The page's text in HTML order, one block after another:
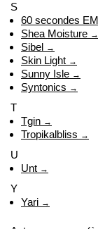
S
60 secondes
Shea Moisture →
Sibel →
Skin Light →
Sunny Isle →
Syntonics →
T
Tgin →
Tropikalbliss →
U
Unt →
Y
Yari →